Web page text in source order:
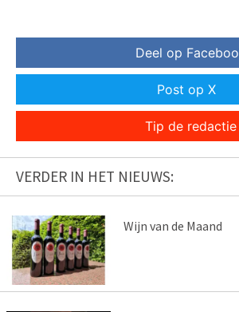
Deel op
Post op X
Tip de redactie
VERDER IN HET NIEUWS:
Wijn van de Maand